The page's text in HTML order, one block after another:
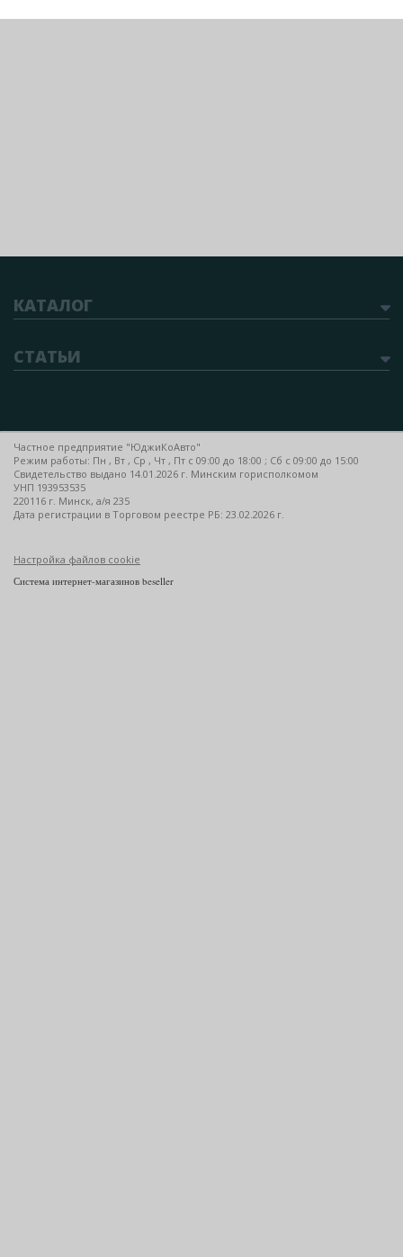
КАТАЛОГ
СТАТЬИ
Частное предприятие "ЮджиКоАвто"
Режим работы: Пн , Вт , Ср , Чт , Пт c 09:00 до 18:00 ; Сб c 09:00 до 15:00
Свидетельство выдано 14.01.2026 г. Минским горисполкомом
УНП 193953535
220116 г. Минск, а/я 235
Дата регистрации в Торговом реестре РБ: 23.02.2026 г.
Настройка файлов cookie
Система интернет-магазинов beseller